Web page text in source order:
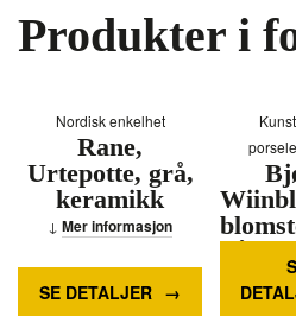
Produkter i
Nordisk enkelhet
Rane,
Urtepotte, grå,
keramikk
SE DETALJER
Mer informasjon
på fot
cm
Mer